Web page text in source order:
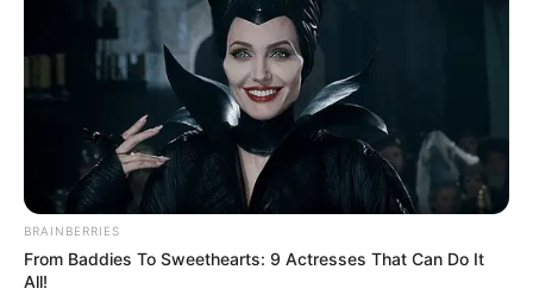
BRAINBERRIES
From Baddies To Sweethearts: 9 Actresses That Can Do It
All!